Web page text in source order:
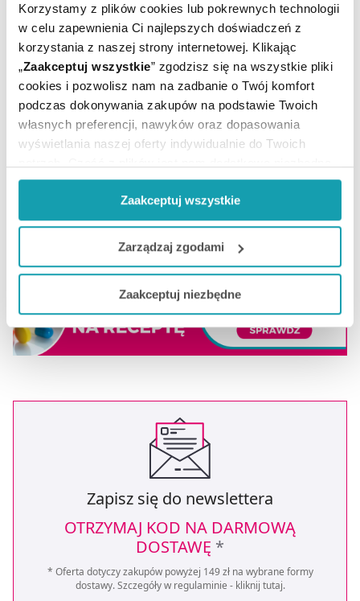
Korzystamy z plików cookies lub pokrewnych technologii
w celu zapewnienia Ci najlepszych doświadczeń z
korzystania z naszej strony internetowej. Klikając
„Zaakceptuj wszystkie” zgodzisz się na wszystkie pliki
cookies i pozwolisz nam na zadbanie o Twój komfort
podczas dokonywania zakupów na podstawie Twoich
własnych preferencji, nawyków oraz dopasowania
wyświetlania naszej oferty indywidualnie do Twoich
do prawidłowego działania Portalu oraz jego
funkcjonalności. W zależności od funkcji, dane o tym jak
korzystasz z naszej witryny będą również przekazywane
do naszych Partnerów marketingowych i analitycznych.
Jeżeli chcesz dostosować swoją zgodę i wybrać tylko
niektóre dodatkowe funkcje, z którymi wiąże się
zbieranie danych o Twojej aktywności dokonaj
preferowanych przez Ciebie wyborów i kliknij „Zarządzaj
zgodami”.
pozyskiwanie od Ciebie danych, które nie są niezbędne
dla funkcjonowania Strony. Będzie się to jednak wiązało
z brakiem dostępu do wszystkich funkcjonalności
Zaakceptuj wszystkie
Zarządzaj zgodami
Zaakceptuj niezbędne
Przechowywanie:
Temperatura
pokojowa
ARTYKUŁY
MOŻE CI SIĘ PRZYDAĆ
Zapisz się do newslettera
OTRZYMAJ KOD NA DARMOWĄ
DOSTAWĘ *
* Oferta dotyczy zakupów powyżej 149 zł na wybrane formy
dostawy. Szczegóły w regulaminie - kliknij tutaj.